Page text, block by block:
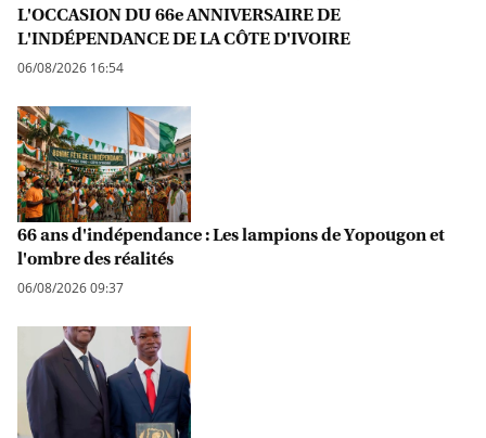
L'OCCASION DU 66e ANNIVERSAIRE DE
L'INDÉPENDANCE DE LA CÔTE D'IVOIRE
06/08/2026 16:54
66 ans d'indépendance : Les lampions de Yopougon et
l'ombre des réalités
06/08/2026 09:37